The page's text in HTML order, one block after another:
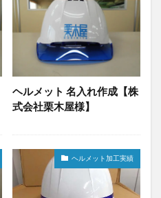
ヘルメット 名入れ作成【株
式会社栗木屋様】
ヘルメット加工実績